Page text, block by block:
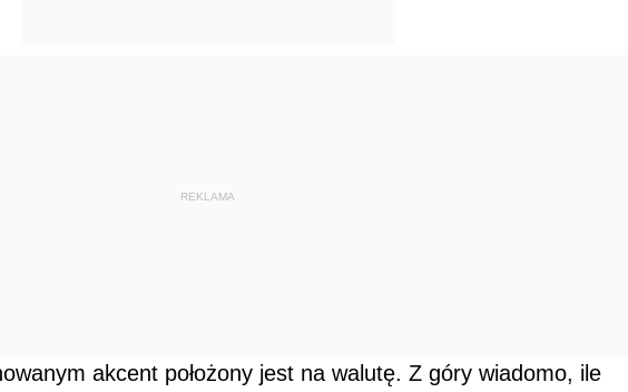
REKLAMA
akcent położony jest na walutę. Z góry wiadomo, ile